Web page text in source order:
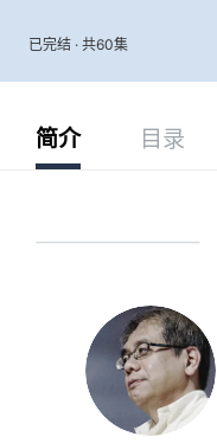
已完结 · 共60集
简介 目录